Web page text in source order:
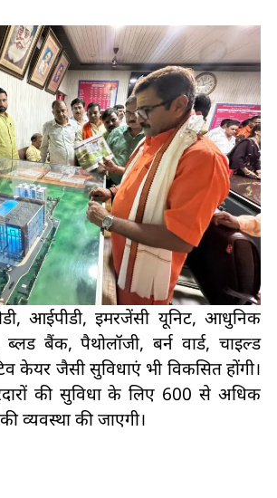
आईपीडी, इमरजेंसी यूनिट, आधुनिक
बैंक, पैथोलॉजी, बर्न वार्ड, चाइल्ड
केयर जैसी सुविधाएं भी विकसित होंगी।
की सुविधा के लिए 600 से अधिक
व्यवस्था की जाएगी।